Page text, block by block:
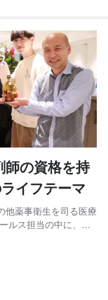
師の資格を持
イフテーマ
薬事衛生を司る医療
ルス担当の中に、医
、セミナーや講演
な目的で動画活用...